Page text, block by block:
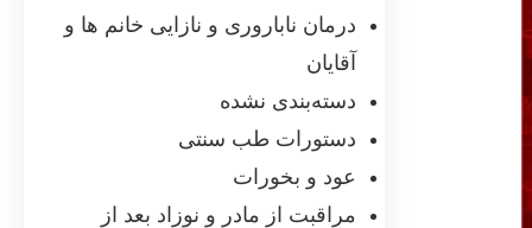
درمان ناباروری و نازایی خانم ها و
آقایان
دسته‌بندی نشده
دستورات طب سنتی
عود و بخورات
مراقبت از مادر و نوزاد بعد از